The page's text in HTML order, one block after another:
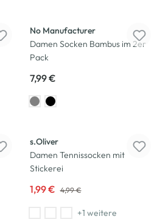
No Manufacturer
Damen Socken Bambus im 2er
Pack
7,99 €
s.Oliver
Damen Tennissocken mit
Stickerei
1,99 € 4,99 €
+1 weitere